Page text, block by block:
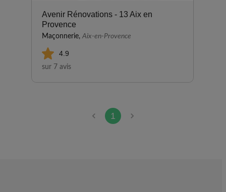
Avenir Rénovations - 13 Aix en
Provence
Maçonnerie, Aix-en-Provence
4.9
sur 7 avis
1